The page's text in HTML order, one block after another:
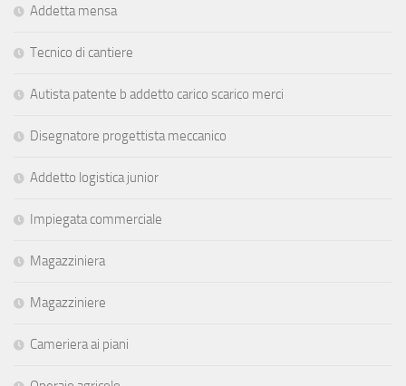
Addetta mensa
Tecnico di cantiere
Autista patente b addetto carico scarico merci
Disegnatore progettista meccanico
Addetto logistica junior
Impiegata commerciale
Magazziniera
Magazziniere
Cameriera ai piani